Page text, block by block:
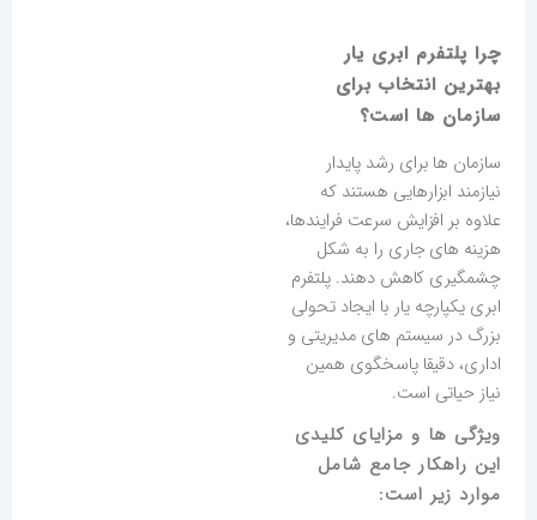
چرا پلتفرم ابری یار
بهترین انتخاب برای
سازمان ها است؟
سازمان ها برای رشد پایدار
نیازمند ابزارهایی هستند که
علاوه بر افزایش سرعت فرایندها،
هزینه های جاری را به شکل
چشمگیری کاهش دهند. پلتفرم
ابری یکپارچه یار با ایجاد تحولی
بزرگ در سیستم های مدیریتی و
اداری، دقیقا پاسخگوی همین
نیاز حیاتی است.
ویژگی ها و مزایای کلیدی
این راهکار جامع شامل
موارد زیر است: